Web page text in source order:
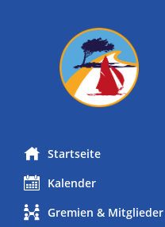
Startseite
Kalender
Gremien & Mitglieder